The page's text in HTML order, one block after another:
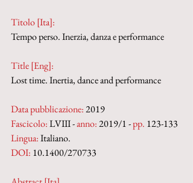
Titolo [Ita]:
Tempo perso. Inerzia, danza e performance
Title [Eng]:
Lost time. Inertia, dance and performance
Data pubblicazione: 2019
Fascicolo: LVIII - anno: 2019/1 - pp. 123-133
Lingua: Italiano.
DOI: 10.1400/270733